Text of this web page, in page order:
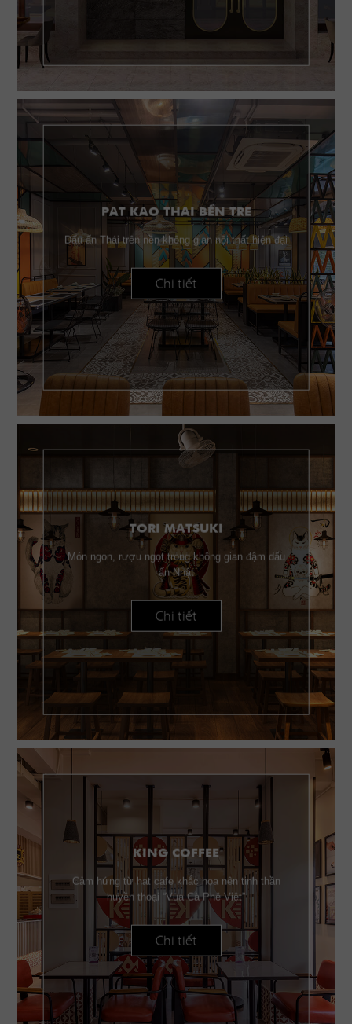
PAT KAO THAI BẾN TRE
Dấu ấn Thái trên nền không gian nội thất hiện đại
Chi tiết
TORI MATSUKI
Món ngon, rượu ngọt trong không gian đậm dấu
ấn Nhật
Chi tiết
KING COFFEE
Cảm hứng từ hạt cafe khắc họa nên tinh thần
huyền thoại “Vua Cà Phê Việt”
Chi tiết